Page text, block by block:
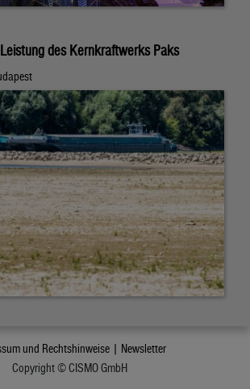
des Kernkraftwerks Paks
und Rechtshinweise | Newsletter
Copyright © CISMO GmbH